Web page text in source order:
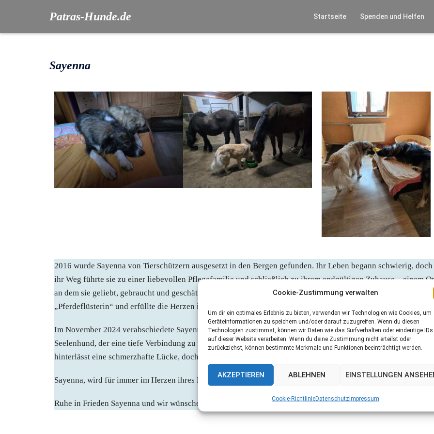
Cookie-Zustimmung verwalten
Um dir ein optimales Erlebnis zu bieten, verwenden wir Technologien wie Cookies, um
Geräteinformationen zu speichern und/oder darauf zuzugreifen. Wenn du diesen
Technologien zustimmst, können wir Daten wie das Surfverhalten oder eindeutige IDs
auf dieser Website verarbeiten. Wenn du deine Zustimmung nicht erteilst oder
zurückziehst, können bestimmte Merkmale und Funktionen beeinträchtigt werden.
AKZEPTIEREN ABLEHNEN EINSTELLUNGEN
Cookie-RichtlinieDatenschutzImpressum
Patras-Hunde.de Startseite Spenden und Helfen
Sayenna
2016 wurde Sayenna von Tierschützern ausgesetzt in den Bergen gefunden. Ihr Leben begann schwierig, doch
ihr Weg führte sie zu einer liebevollen Pflegefamilie und schließlich zu ihrem endgültigen Zuhause – einem
an dem sie geliebt, gebraucht und geschätzt wurde. Als Kangalmischling fand sie ihre Berufung als
„Pferdeflüsterin“ und erfüllte die Herzen ihrer neuen Familie mit Freude.
Im November 2024 verabschiedete Sayenna sich von dieser Welt. Mit ihrer Sanftmut und Stärke war sie ein
Seelenhund, der eine tiefe Verbindung zu ihren Menschen und Tieren um sie herum aufbaute. Ihr Verlust
hinterlässt eine schmerzhafte Lücke, doch die Erinnerungen an die wunderbaren Jahre mit ihr bleiben für
Sayenna, wird für immer im Herzen ihres Frauchens sein. 🌈🐾
Ruhe in Frieden Sayenna und wir wünschen deinem Frauchen ganz viel Kraft